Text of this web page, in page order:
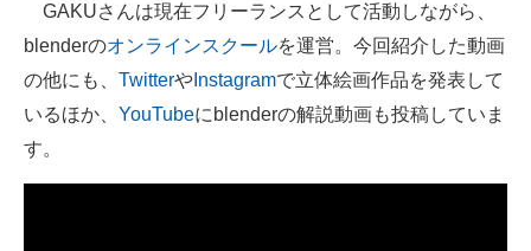
GAKUさんは現在フリーランスとして活動しながら、
blenderのオンラインスクールを運営。今回紹介した動画
の他にも、 Twitterや Instagramで立体絵画作品を発表して
いるほか、 YouTubeにblenderの解説動画も投稿していま
す。